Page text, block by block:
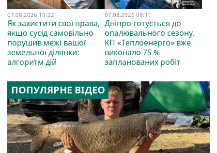
07.08.2026 10:22
Як захистити свої права,
якщо сусід самовільно
порушив межі вашої
земельної ділянки:
алгоритм дій
07.08.2026 09:11
Дніпро готується до
опалювального сезону.
КП «Теплоенерго» вже
виконало 75 %
запланованих робіт
ПОПУЛЯРНЕ ВІДЕО